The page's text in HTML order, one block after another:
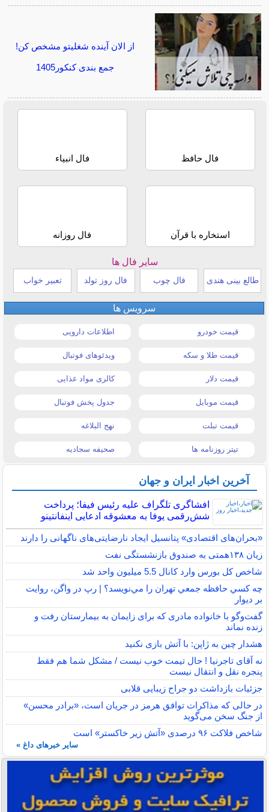
از الان آینده شغلیتو مشخص کن!
جمع بندی کنکور1405
فال حافظ فال انبیاء
استخاره با قرآن فال روزانه
سایر فال ها
طالع بینی هندی فال چوب فال روز تولد تعبیر خواب
سرویس ها
قیمت خودرو اطلاعات دارویی
قیمت طلا و سکه ویدئوهای فوتبال
قیمت دلار کالری مواد غذایی
قیمت موبایل جدول پخش فوتبال
قیمت تبلت نهج البلاغه
تیتر روزنامه ها صحیفه سجادیه
آخرین اخبار ایران و جهان
افشاگری تلگراف علیه رئیس فیفا؛ پرداخت
شش‌رقمی یوفا به معشوقه ادعایی اینفانتینو
«بحران‌های اقتصادی» پتانسیل ایجاد نارضایتی‌های ناگهانی را دارند
زیان ۱۳۸همتی به صندوق بازنشستگی نفت
شاخص کل بورس وارد کانال 5.5 میلیون واحد شد
چه كسي حافظه جمعي تهران را مي‌نويسد؟ | رپ در واگن، روايت
بر ديوار
گفت‌وگو با خانواده مادری که برای زایمان به بیمارستان رفت و
زنده نماند
هشدار چین به ژاپن: با آتش بازی نکنید
نه آقای تاجرنیا ! حال تیمت خوب نیست / مشکل شما هم فقط
پنجره نقل و انتقال نیست
جزئیات بازداشت دو جراح زیبایی قلابی
در حالی که مذاکرات توافق هرمز در جریان است، «برادر محسن»
از جنگ سخن می‌گوید
شاخص فلاکت ۹۶ درصدی «آتش زیر خاکستر» است
سایر خبرهای داغ »